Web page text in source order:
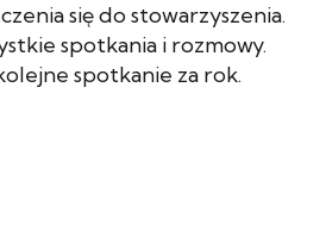
się do stowarzyszenia.
spotkania i rozmowy.
spotkanie za rok.